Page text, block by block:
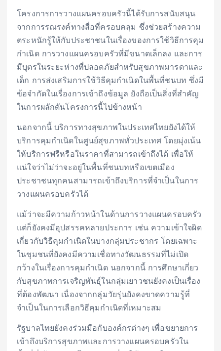
โครงการการวางแผนครอบครัวนี้ได้รับการสนับสนุน
จากการรณรงค์ทางสื่อที่ครอบคลุม ซึ่งช่วยสร้างความ
ตระหนักรู้ให้กับประชาชนในเรื่องของการใช้วิธีการคุม
กำเนิด การวางแผนครอบครัวที่มีขนาดเล็กลง และการ
มีบุตรในระยะห่างที่ปลอดภัยสำหรับสุขภาพมารดาและ
เด็ก การส่งเสริมการใช้วิธีคุมกำเนิดในพื้นที่ชนบท ซึ่งมี
ข้อจำกัดในเรื่องการเข้าถึงข้อมูล ยังถือเป็นสิ่งที่สำคัญ
ในการผลักดันโครงการนี้ไปข้างหน้า
นอกจากนี้ บริการทางสุขภาพในประเทศไทยยังได้ให้
บริการคุมกำเนิดในศูนย์สุขภาพทั่วประเทศ โดยมุ่งเน้น
ให้บริการฟรีหรือในราคาที่สามารถเข้าถึงได้ เพื่อให้
แน่ใจว่าไม่ว่าจะอยู่ในพื้นที่ชนบทหรือเขตเมือง
ประชาชนทุกคนสามารถเข้าถึงบริการที่จำเป็นในการ
วางแผนครอบครัวได้
แม้ว่าจะมีความก้าวหน้าในด้านการวางแผนครอบครัว
แต่ก็ยังคงมีอุปสรรคหลายประการ เช่น ความเข้าใจผิด
เกี่ยวกับวิธีคุมกำเนิดในบางกลุ่มประชากร โดยเฉพาะ
ในชุมชนที่ยังคงมีความเชื่อทางวัฒนธรรมที่ไม่เปิด
กว้างในเรื่องการคุมกำเนิด นอกจากนี้ การศึกษาเกี่ยว
กับสุขภาพการเจริญพันธุ์ในกลุ่มเยาวชนยังคงเป็นเรื่อง
ที่ต้องพัฒนา เนื่องจากกลุ่มวัยรุ่นยังคงขาดความรู้ที่
จำเป็นในการเลือกวิธีคุมกำเนิดที่เหมาะสม
รัฐบาลไทยยังคงร่วมมือกับองค์กรต่างๆ เพื่อขยายการ
เข้าถึงบริการสุขภาพและการวางแผนครอบครัวใน